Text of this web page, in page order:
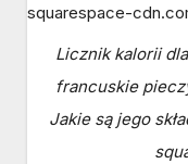
Licznik kalorii
francuskie
Jakie są jego